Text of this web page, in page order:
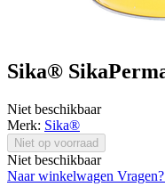
Sika®
Niet beschikbaar
Merk: Sika®
Niet op voorraad
Niet beschikbaar
Naar winkelwagen